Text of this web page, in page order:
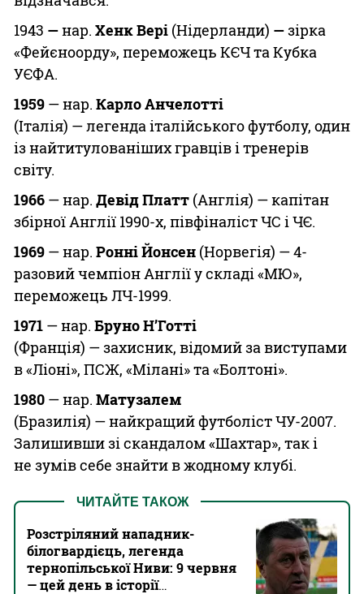
1943 —нар. Хенк Вері (Нідерланди) —зірка
«Фейєноорду», переможець КЄЧ та Кубка
УЄФА.
1959 — нар. Карло Анчелотті
(Італія) — легенда італійського футболу, один
із найтитулованіших гравців і тренерів
світу.
1966 — нар. Девід Платт (Англія) — капітан
збірної Англії 1990-х, півфіналіст ЧС і ЧЄ.
1969 — нар. Ронні Йонсен (Норвегія) — 4-
разовий чемпіон Англії у складі «МЮ»,
переможець ЛЧ-1999.
1971 — нар. Бруно Н’Готті
(Франція) — захисник, відомий за виступами
в «Ліоні», ПСЖ, «Мілані» та «Болтоні».
1980 — нар. Матузалем
(Бразилія) — найкращий футболіст ЧУ-2007.
Залишивши зі скандалом «Шахтар», так і
не зумів себе знайти в жодному клубі.
ЧИТАЙТЕ ТАКОЖ
Розстріляний нападник-
білогвардієць, легенда
тернопільської Ниви: 9 червня
— цей день в історії